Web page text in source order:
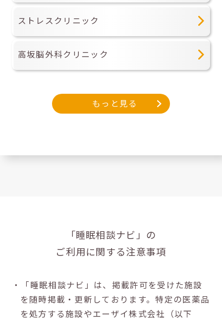
ストレスクリニック
高坂脳外科クリニック
もっと見る
「睡眠相談ナビ」の
ご利用に関する注意事項
・「睡眠相談ナビ」は、掲載許可を受けた施設
を随時掲載・更新しております。特定の医薬品
を処方する施設やエーザイ株式会社（以下